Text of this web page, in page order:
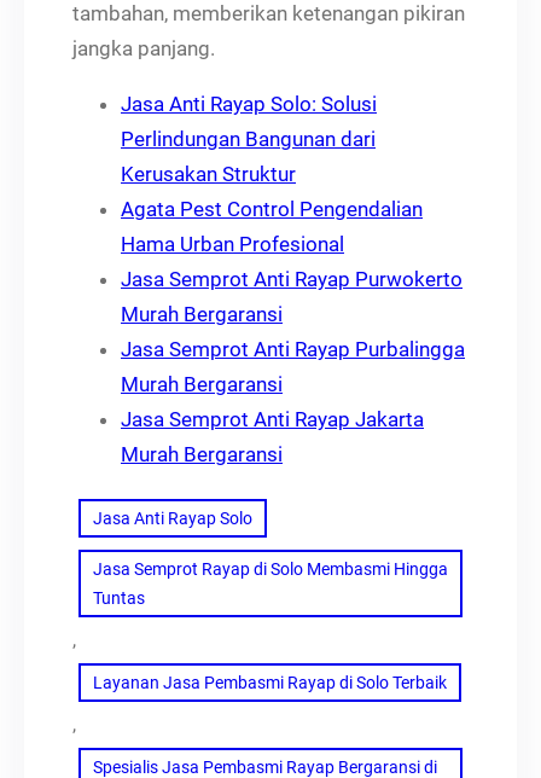
tambahan, memberikan ketenangan pikiran
jangka panjang.
Jasa Anti Rayap Solo: Solusi
Perlindungan Bangunan dari
Kerusakan Struktur
Agata Pest Control Pengendalian
Hama Urban Profesional
Jasa Semprot Anti Rayap Purwokerto
Murah Bergaransi
Jasa Semprot Anti Rayap Purbalingga
Murah Bergaransi
Jasa Semprot Anti Rayap Jakarta
Murah Bergaransi
Jasa Anti Rayap Solo
Jasa Semprot Rayap di Solo Membasmi Hingga
Tuntas
,
Layanan Jasa Pembasmi Rayap di Solo Terbaik
,
Spesialis Jasa Pembasmi Rayap Bergaransi di